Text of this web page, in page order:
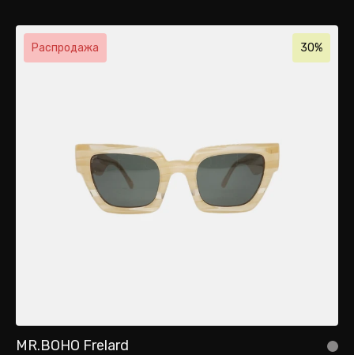
Распродажа 30%
MR.BOHO Frelard